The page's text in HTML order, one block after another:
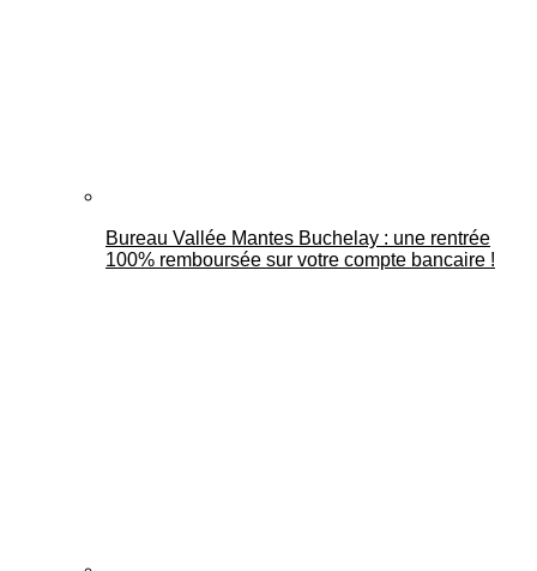
Bureau Vallée Mantes Buchelay : une rentrée
100% remboursée sur votre compte bancaire !